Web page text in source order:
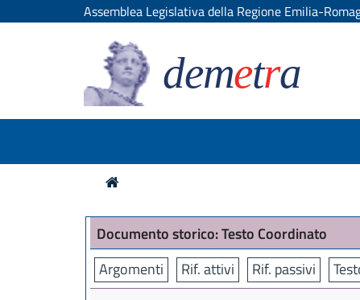
Assemblea Legislativa della Regione Emilia-
demetra
Documento storico: Testo Coordinato
Argomenti
Rif. attivi Rif. passivi